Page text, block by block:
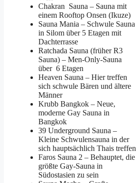
Chakran Sauna – Sauna mit
einem Rooftop Onsen (Ikuze)
Sauna Mania – Schwule Sauna
in Silom über 5 Etagen mit
Dachterrasse
Ratchada Sauna (früher R3
Sauna) – Men-Only-Sauna
über 6 Etagen
Heaven Sauna – Hier treffen
sich schwule Bären und ältere
Männer
Krubb Bangkok – Neue,
moderne Gay Sauna in
Bangkok
39 Underground Sauna –
Kleine Schwulensauna in der
sich hauptsächlich Thais treffen
Faros Sauna 2 – Behauptet, die
größte Gay-Sauna in
Südostasien zu sein